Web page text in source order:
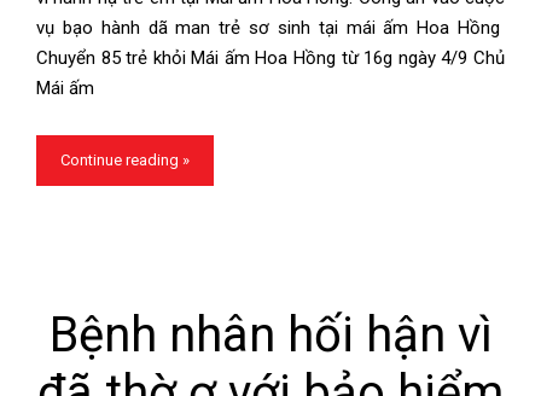
vụ bạo hành dã man trẻ sơ sinh tại mái ấm Hoa Hồng
Chuyển 85 trẻ khỏi Mái ấm Hoa Hồng từ 16g ngày 4/9 Chủ
Mái ấm
Continue reading »
Bệnh nhân hối hận vì